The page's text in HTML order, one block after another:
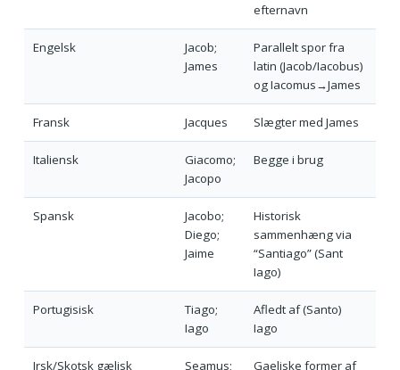
efternavn
Engelsk
Jacob;
James
Parallelt spor fra
latin (Jacob/Iacobus)
og Iacomus→James
Fransk Jacques Slægter med James
Italiensk
Giacomo;
Jacopo
Begge i brug
Spansk
Jacobo;
Diego;
Jaime
Historisk
sammenhæng via
“Santiago” (Sant
Iago)
Portugisisk
Tiago;
Iago
Afledt af (Santo)
Iago
Irsk/Skotsk gælisk Seamus; Gaeliske former af